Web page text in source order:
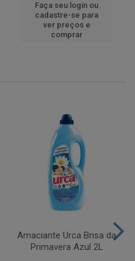
Faça seu login ou
cadastre-se para
ver preços e
comprar
Amaciante Urca Brisa da
Primavera Azul 2L